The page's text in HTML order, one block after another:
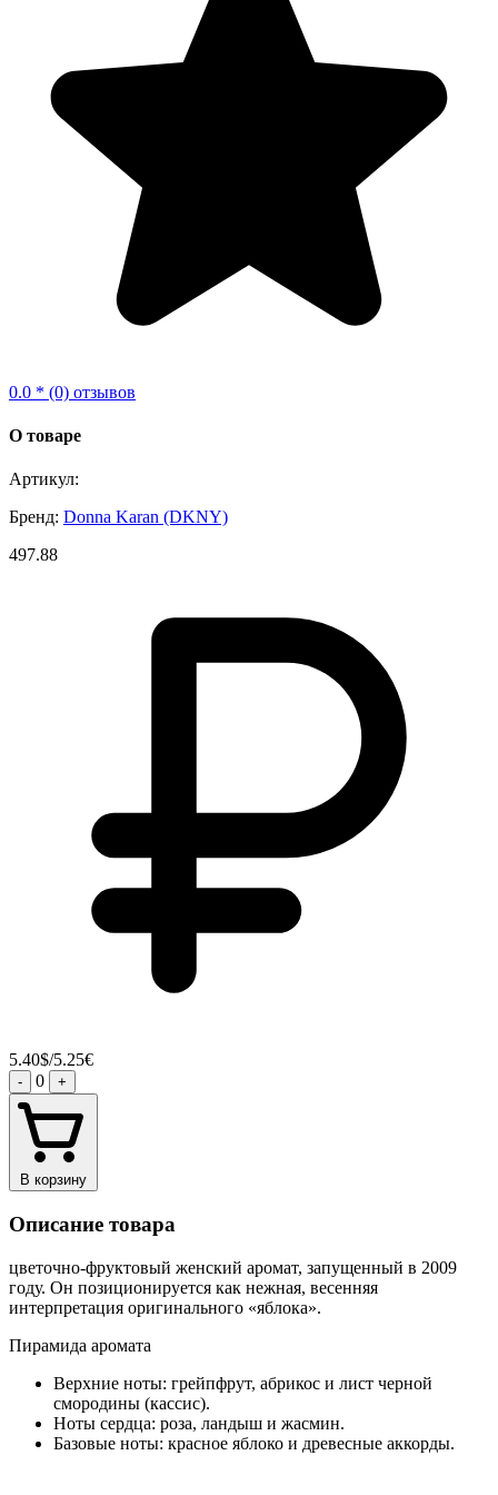
0.0 * (0) отзывов
О товаре
Артикул:
Бренд: Donna Karan (DKNY)
497.88
5.40$/5.25€
- 0 +
В корзину
Описание товара
цветочно-фруктовый женский аромат, запущенный в 2009
году. Он позиционируется как нежная, весенняя
интерпретация оригинального «яблока».
Пирамида аромата
Верхние ноты: грейпфрут, абрикос и лист черной
смородины (кассис).
Ноты сердца: роза, ландыш и жасмин.
Базовые ноты: красное яблоко и древесные аккорды.